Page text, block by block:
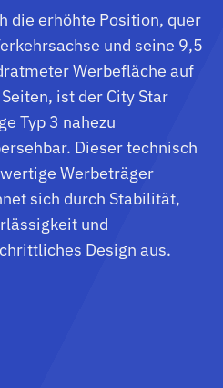
die erhöhte Position, quer
und seine 9,5
Werbefläche auf
ist der City Star
Typ 3 nahezu
Dieser technisch
Werbeträger
sich durch Stabilität,
und
Design aus.